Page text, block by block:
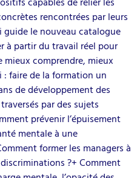
capables de relier les
rencontrées par leurs
guide le nouveau catalogue
à partir du travail réel pour
comprendre, mieux
faire de la formation un
de développement des
par des sujets
prévenir l’épuisement
mentale à une
former les managers à
?+ Comment